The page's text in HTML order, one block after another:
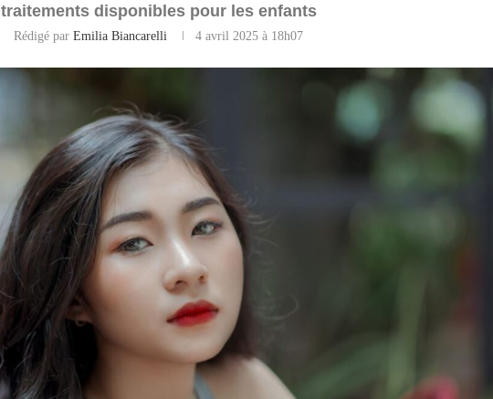
traitements disponibles pour les enfants
Rédigé parEmilia Biancarelli 4 avril 2025 à 18h07